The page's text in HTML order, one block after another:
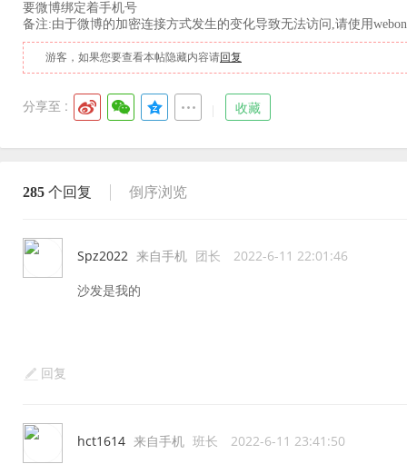
要微博绑定着手机号
备注:由于微博的加密连接方式发生的变化导致无法访问,请使用
游客，如果您要查看本帖隐藏内容请回复
分享至 : 收藏
285 个回复 倒序浏览
Spz2022 来自手机 团长 2022-6-11 22:01:46
沙发是我的
回复
hct1614 来自手机 班长 2022-6-11 23:41:50